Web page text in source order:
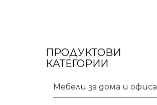
ПРОДУКТОВИ
КАТЕГОРИИ
Мебели за дома и офиса